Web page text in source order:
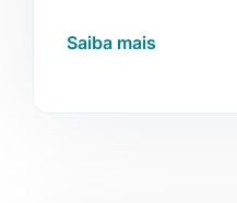
Saiba mais